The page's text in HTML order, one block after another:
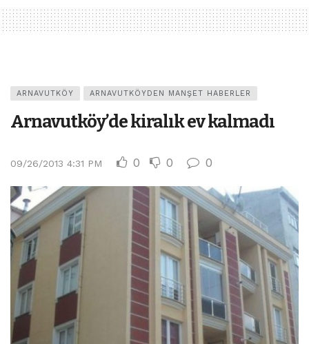
ARNAVUTKÖY ARNAVUTKÖYDEN MANŞET HABERLER
Arnavutköy’de kiralık ev kalmadı
09/26/2013 4:31 PM 0 0 0